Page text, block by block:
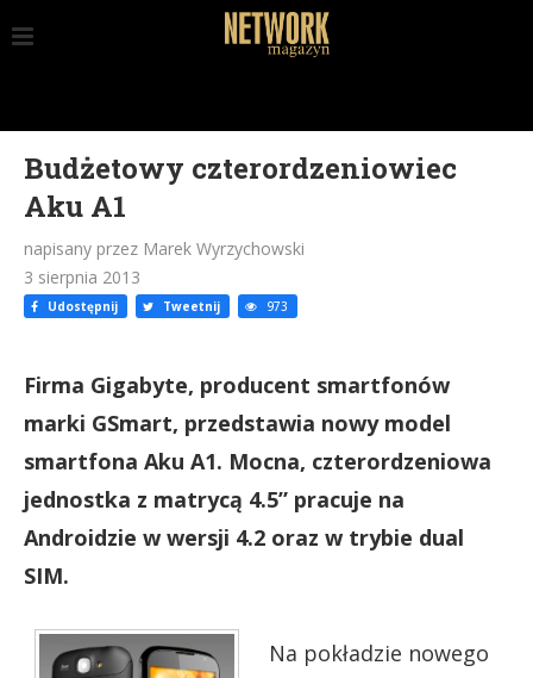
Budżetowy czterordzeniowiec
Aku A1
napisany przez Marek Wyrzychowski
3 sierpnia 2013
Udostępnij Tweetnij 973
Firma Gigabyte, producent smartfonów
marki GSmart, przedstawia nowy model
smartfona Aku A1. Mocna, czterordzeniowa
jednostka z matrycą 4.5” pracuje na
Androidzie w wersji 4.2 oraz w trybie dual
SIM.
Na pokładzie nowego